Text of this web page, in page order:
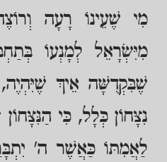
מִי שֶׁעֵינוֹ רָעָה
מִיִּשְׂרָאֵל לְמָנְעוֹ
שֶׁבִּקְדֻשָּׁה אֵיךְ
נִצָּחוֹן כְּלָל, כִּי
לַאֲמִתּוֹ כַּאֲשֶׁר ה'